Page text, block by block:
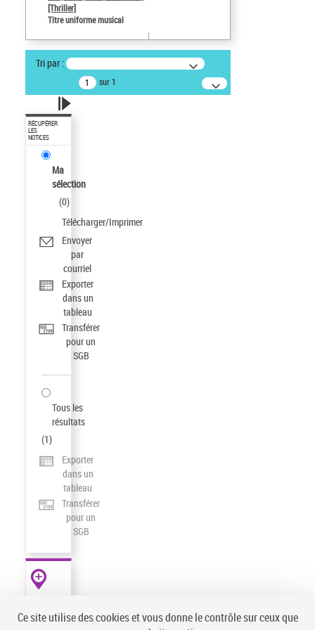
[Thriller]
Titre uniforme musical
Tri par :
sur 1
RÉCUPÉRER
LES
NOTICES
Ma
sélection
(0)
Télécharger/Imprimer
Envoyer
par
courriel
Exporter
dans un
tableau
Transférer
pour un
SGB
Tous les
résultats
(1)
Exporter
dans un
tableau
Transférer
pour un
SGB
data.bnf.fr
Ce site utilise des cookies et vous donne le contrôle sur ceux que